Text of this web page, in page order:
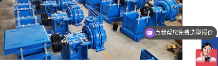
在
线
您提供下流量扬程，我帮您选择一款合适的泵，为您报价
点我帮您免费选型报价